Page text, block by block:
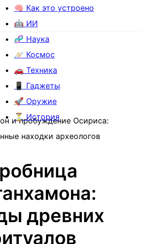
🧠 Как это устроено
🤖 ИИ
🧬 Наука
🪐 Космос
🚗 Техника
📱 Гаджеты
🚀 Оружие
⏳ История
и пробуждение Осириса:
находки археологов
древних